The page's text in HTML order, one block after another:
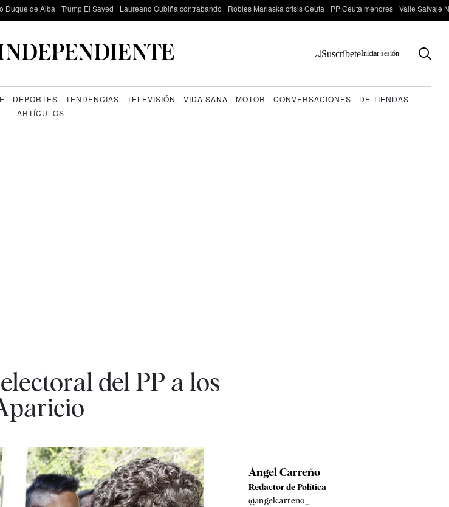
Duque de Alba Trump El Sayed Laureano Oubiña contrabando Robles Marlaska crisis Ceuta PP Ceuta menores Valle Salvaje
SuscríbeteIniciar sesión
DEPORTES TENDENCIAS TELEVISIÓN VIDA SANA MOTOR CONVERSACIONES
DE TIENDAS
ARTÍCULOS
del PP a los
Ángel Carreño
Redactor de Política
@angelcarreno_